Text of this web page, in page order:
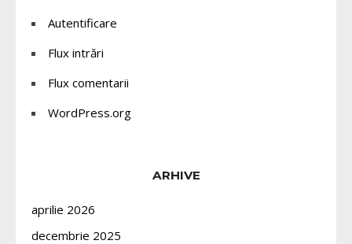
Autentificare
Flux intrări
Flux comentarii
WordPress.org
ARHIVE
aprilie 2026
decembrie 2025